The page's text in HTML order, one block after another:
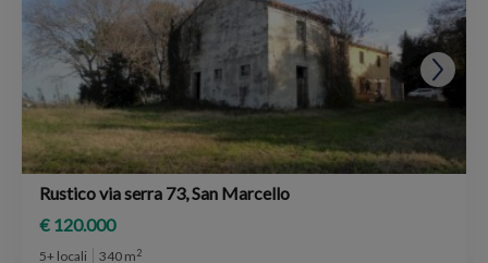
Rustico via serra 73, San Marcello
€ 120.000
5+ locali 340 m2